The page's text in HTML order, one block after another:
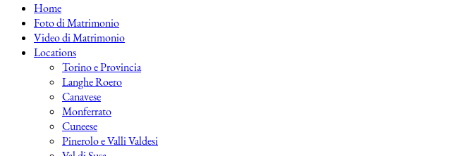
Home
Foto di Matrimonio
Video di Matrimonio
Locations
Torino e Provincia
Langhe Roero
Canavese
Monferrato
Cuneese
Pinerolo e Valli Valdesi